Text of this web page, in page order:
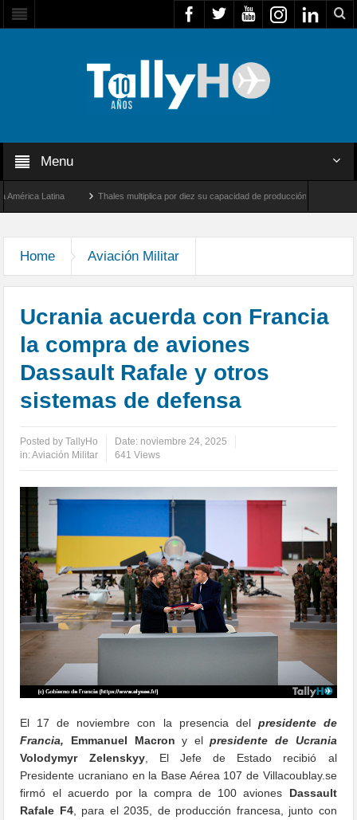
Menu
Latina Thales multiplica por diez su capacidad de producción de radares en
Home Aviación Militar
Ucrania acuerda con Francia
la compra de aviones
Dassault Rafale y otros
sistemas de defensa
Posted byTallyHo Date: noviembre 24, 2025
in:Aviación Militar 641 Views
El 17 de noviembre con la presencia del presidente de
Francia,
Emmanuel Macron y elpresidente de Ucrania
Volodymyr Zelenskyy, El Jefe de Estado recibió al
Presidente ucraniano en la Base Aérea 107 de Villacoublay.se
firmó el acuerdo por la compra de 100 aviones Dassault
Rafale F4, para el 2035, de producción francesa, junto con